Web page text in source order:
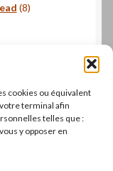
cookies ou équivalent
terminal afin
telles que :
y opposer en
88
produits
11
transmission